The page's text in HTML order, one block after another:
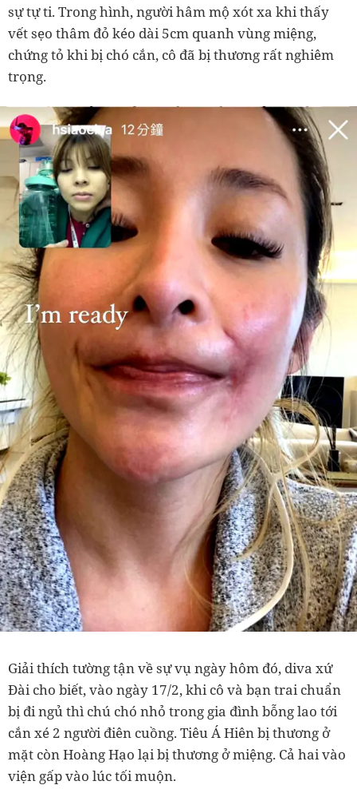
sự tự ti. Trong hình, người hâm mộ xót xa khi thấy
vết sẹo thâm đỏ kéo dài 5cm quanh vùng miệng,
chứng tỏ khi bị chó cắn, cô đã bị thương rất nghiêm
trọng.
Giải thích tường tận về sự vụ ngày hôm đó, diva xứ
Đài cho biết, vào ngày 17/2, khi cô và bạn trai chuẩn
bị đi ngủ thì chú chó nhỏ trong gia đình bỗng lao tới
cắn xé 2 người điên cuồng. Tiêu Á Hiên bị thương ở
mặt còn Hoàng Hạo lại bị thương ở miệng. Cả hai vào
viện gấp vào lúc tối muộn.